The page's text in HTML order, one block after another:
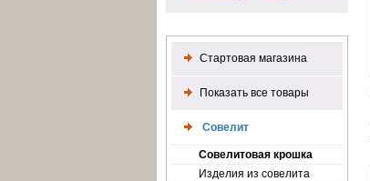
Стартовая магазина
Показать все товары
Совелит
Совелитовая крошка
Изделия из совелита